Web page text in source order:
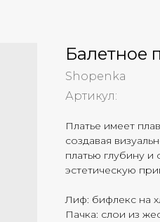
Балетное
Shopenka
Артикул:
Платье имеет
создавая
платью глубину и
эстетическую
Лиф: бифлекс на
Пачка: слои из